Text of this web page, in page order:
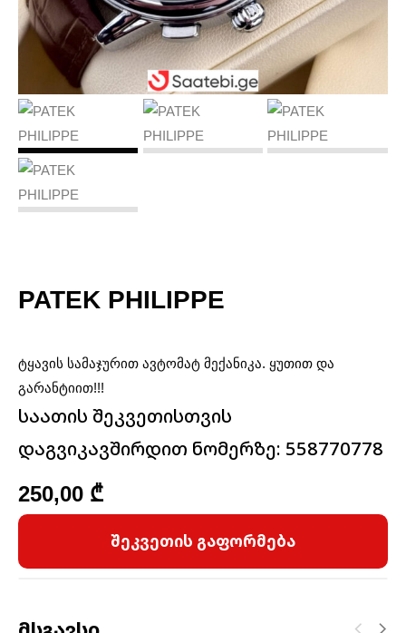
PATEK PHILIPPE
ტყავის სამაჯურით ავტომატ მექანიკა. ყუთით და
გარანტიით!!!
საათის შეკვეთისთვის
დაგვიკავშირდით ნომერზე: 558770778
250,00 ₾
შეკვეთის გაფორმება